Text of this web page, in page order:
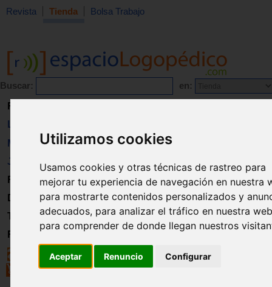
Utilizamos cookies
Usamos cookies y otras técnicas de rastreo para
mejorar tu experiencia de navegación en nuestra
para mostrarte contenidos personalizados y
adecuados, para analizar el tráfico en nuestra
para comprender de donde llegan nuestros
Aceptar Renuncio Configurar
Revista Tienda Bolsa Trabajo
Buscar: en:
Revista
Libros
Material
Juguetes
Formación
Directorio
Trabajo
Registro